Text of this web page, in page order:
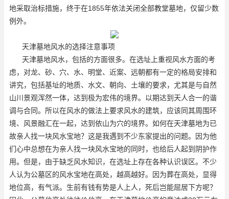
地采取治标措施，终于在1855年依法关闭全部教堂墓地，仅留少数
例外。
天津墓地风水的选择注意事项
天津墓地风水，包括的方面很多。在选址上重视风水方面的考
虑，对龙、砂、穴、水、明堂、近案、远朝都有一定的格局安排和
讲究，包括基址的地质、水文、朝向、土壤的要求，尤其是与自然
山川景观浑然一体，达到极为宏伟的境界。以期达到天人合一的谐
调与合同。所以在风水的做法上要求风水的建筑，应该同其周围环
境、风景融汇在一起，达到依山为穴的境界。如何在天津墓地为已
故亲人找一块风水宝地？这是我遇到不少东家提出的问题。因为他
们心中总想在为亲人找一块风水宝地的同时，也给后人起到阴护作
用。但是，由于缺乏风水知识，在选址上存在各种认识误区。不少
人认为公墓区的风水宝地在高处，越高越好。因为葬在高处，显得
地位高，有气派。生前有钱有势是人上人，死后岂能屈居下方呢？